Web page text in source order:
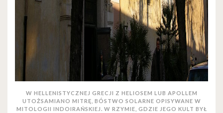
W HELLENISTYCZNEJ GRECJI Z HELIOSEM LUB APOLLEM
UTOŻSAMIANO MITRĘ, BÓSTWO SOLARNE OPISYWANE W
MITOLOGII INDOIRAŃSKIEJ. W RZYMIE, GDZIE JEGO KULT BYŁ